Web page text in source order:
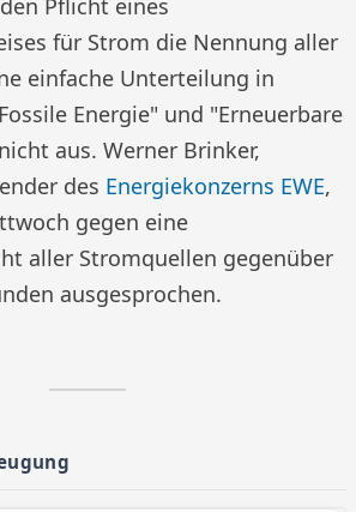
Pflicht eines
für Strom die Nennung aller
einfache Unterteilung in
Energie" und "Erneuerbare
aus. Werner Brinker,
des Energiekonzerns EWE,
gegen eine
aller Stromquellen gegenüber
ausgesprochen.